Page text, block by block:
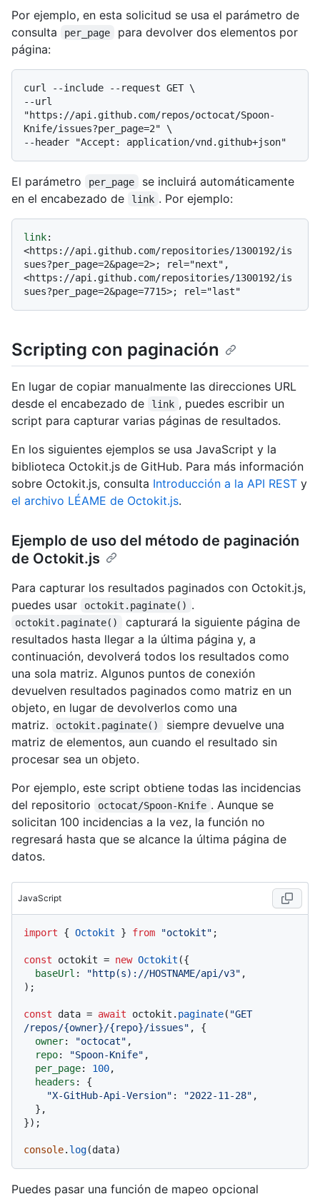
Por ejemplo, en esta solicitud se usa el parámetro de
consulta
per_page
para devolver dos elementos por
página:
curl --include --request GET \
--url
"https://api.github.com/repos/octocat/Spoon-
Knife/issues?per_page=2" \
El parámetro per_page
se incluirá automáticamente
en el encabezado de
link . Por ejemplo:
link
<https://api.github.com/repositories/1300192/is
sues?per_page=2&page=2>; rel="next",
<https://api.github.com/repositories/1300192/is
Scripting con paginación
En lugar de copiar manualmente las direcciones URL
desde el encabezado de
link , puedes escribir un
script para capturar varias páginas de resultados.
En los siguientes ejemplos se usa JavaScript y la
biblioteca Octokit.js de GitHub. Para más información
sobre Octokit.js, consulta Introducción a la API REST y
el archivo LÉAME de Octokit.js.
Ejemplo de uso del método de paginación
de Octokit.js
Para capturar los resultados paginados con Octokit.js,
puedes usar
octokit.paginate() .
octokit.paginate()
capturará la siguiente página de
resultados hasta llegar a la última página y, a
continuación, devolverá todos los resultados como
una sola matriz. Algunos puntos de conexión
devuelven resultados paginados como matriz en un
objeto, en lugar de devolverlos como una
matriz.
octokit.paginate()
siempre devuelve una
matriz de elementos, aun cuando el resultado sin
procesar sea un objeto.
Por ejemplo, este script obtiene todas las incidencias
del repositorio
octocat/Spoon-Knife . Aunque se
solicitan 100 incidencias a la vez, la función no
regresará hasta que se alcance la última página de
datos.
JavaScript
import { Octokit } from "octokit" ;
const octokit = new Octokit ({
baseUrl : "http(s)://HOSTNAME/api/v3" ,
);
const data = await octokit. paginate( "GET
/repos/{owner}/{repo}/issues" , {
owner: "octocat" ,
repo: "Spoon-Knife" ,
per_page: 100,
headers : {
"X-GitHub-Api-Version" : "2022-11-28" ,
});
console. log
Puedes pasar una función de mapeo opcional